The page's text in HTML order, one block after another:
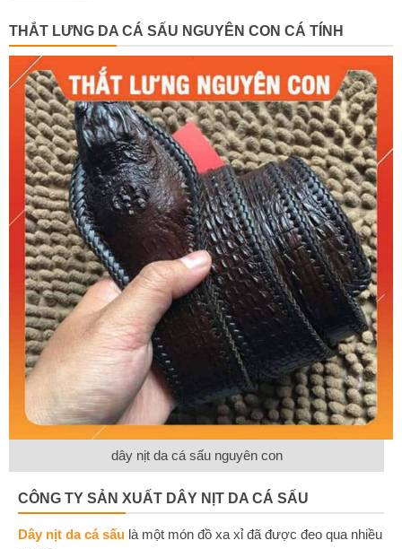
THẮT LƯNG DA CÁ SẤU NGUYÊN CON CÁ TÍNH
dây nịt da cá sấu nguyên con
CÔNG TY SẢN XUẤT DÂY NỊT DA CÁ SẤU
Dây nịt da cá sấu là một món đồ xa xỉ đã được đeo qua nhiều